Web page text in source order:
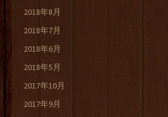
2018年8月
2018年7月
2018年6月
2018年5月
2017年10月
2017年9月